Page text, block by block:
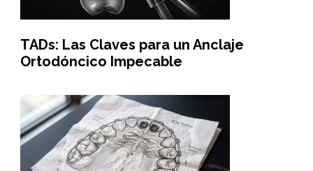
TADs: Las Claves para un Anclaje
Ortodóncico Impecable